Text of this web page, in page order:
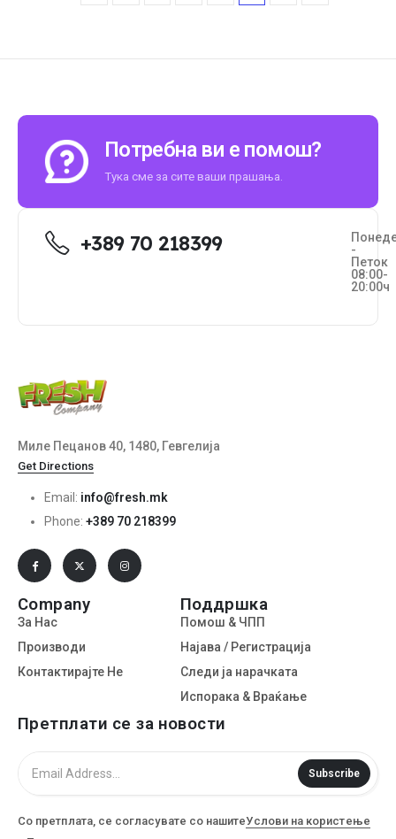
Потребна ви е помош?
Тука сме за сите ваши прашања.
+389 70 218399
-
Петок
08:00-
20:00ч
Миле Пецанов 40, 1480, Гевгелија
Get Directions
Email: info@fresh.mk
Phone: +389 70 218399
Company
За Нас
Производи
Контактирајте Не
Поддршка
Помош & ЧПП
Најава / Регистрација
Следи ја нарачката
Испорака & Враќање
Претплати се за новости
Subscribe
Со претплата, се согласувате со нашитеУслови на користење